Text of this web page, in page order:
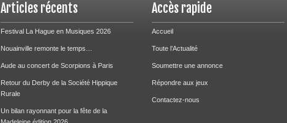
Articles récents
Festival La Hague en Musiques 2026
Nouainville remonte le temps…
Aude au concert de Scorpions à Paris
Retour du Derby de la Société Hippique
Rurale
Un bilan rayonnant pour la fête de la
Accès rapide
Accueil
Toute l’Actualité
Soumettre une annonce
Répondre aux jeux
Contactez-nous